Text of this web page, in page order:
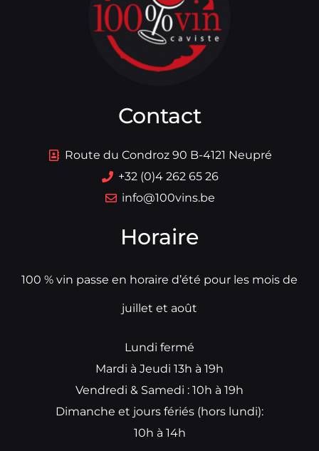
Contact
Route du Condroz 90 B-4121 Neupré
+32 (0)4 262 65 26
info@100vins.be
Horaire
100 % vin passe en horaire d’été pour les mois de
juillet et août
Lundi fermé
Mardi à Jeudi 13h à 19h
Vendredi & Samedi : 10h à 19h
Dimanche et jours fériés (hors lundi):
10h à 14h